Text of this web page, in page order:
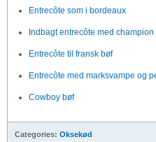
Entrecôte som i bordeaux
Indbagt entrecôte med champion
Entrecôte til fransk bøf
Entrecôte med marksvampe og
Cowboy bøf
Categories: Oksekød